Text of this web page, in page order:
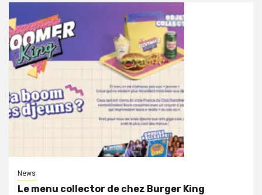
News
Le menu collector de chez Burger King